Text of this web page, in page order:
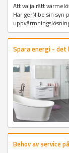
Att välja rätt
Här gerNibe sin syn
Spara energi - det
Behov av service